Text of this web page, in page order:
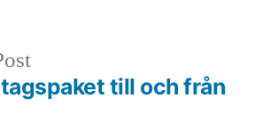
Previous
post:
till och från